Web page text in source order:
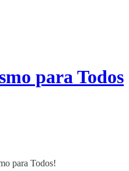
para Todos
para Todos!